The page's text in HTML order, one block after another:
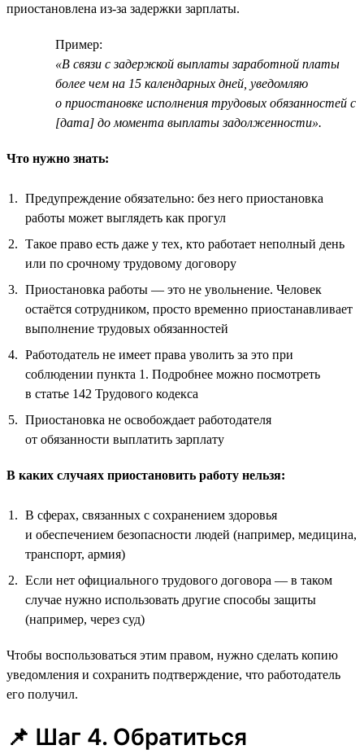
приостановлена из-за задержки зарплаты.
Пример:
«В связи с задержкой выплаты заработной платы
более чем на 15 календарных дней, уведомляю
о приостановке исполнения трудовых обязанностей с
[дата] до момента выплаты задолженности».
Что нужно знать:
Предупреждение обязательно: без него приостановка
работы может выглядеть как прогул
Такое право есть даже у тех, кто работает неполный день
или по срочному трудовому договору
Приостановка работы — это не увольнение. Человек
остаётся сотрудником, просто временно приостанавливает
выполнение трудовых обязанностей
Работодатель не имеет права уволить за это при
соблюдении пункта 1. Подробнее можно посмотреть
в статье 142 Трудового кодекса
Приостановка не освобождает работодателя
от обязанности выплатить зарплату
В каких случаях приостановить работу нельзя:
В сферах, связанных с сохранением здоровья
и обеспечением безопасности людей (например, медицина,
транспорт, армия)
Если нет официального трудового договора — в таком
случае нужно использовать другие способы защиты
(например, через суд)
Чтобы воспользоваться этим правом, нужно сделать копию
уведомления и сохранить подтверждение, что работодатель
его получил.
📌 Шаг 4. Обратиться